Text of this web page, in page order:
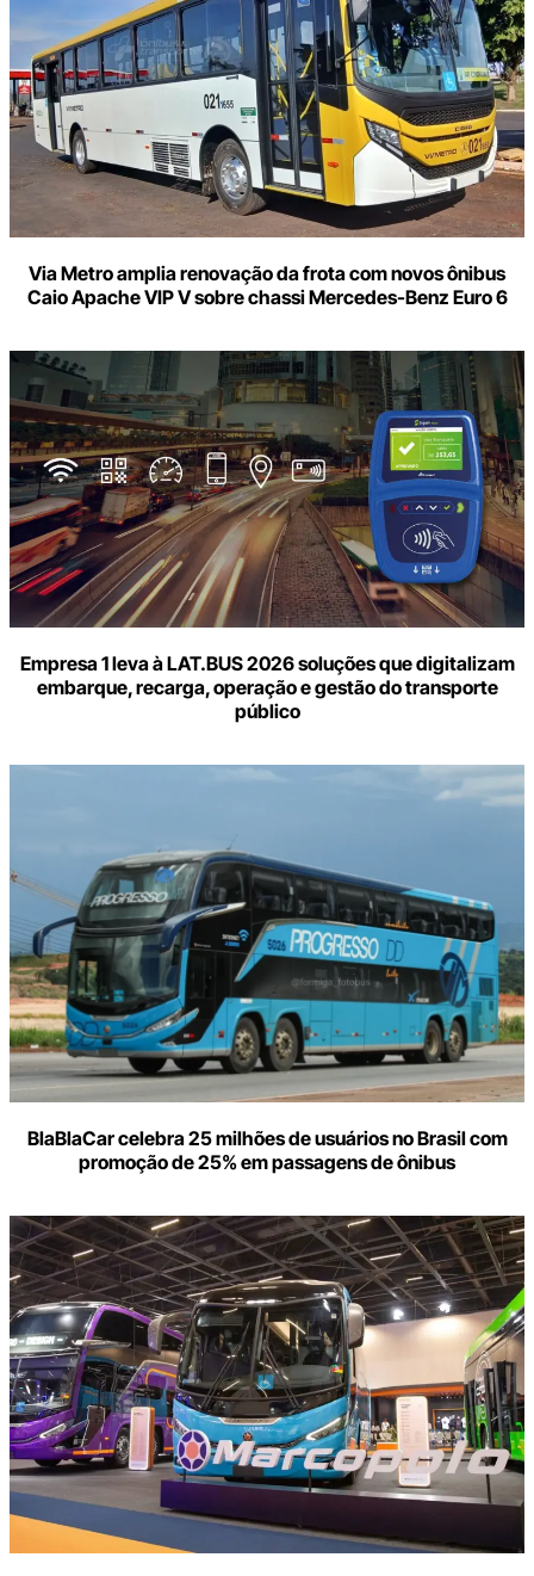
Via Metro amplia renovação da frota com novos ônibus
Caio Apache VIP V sobre chassi Mercedes-Benz Euro 6
Empresa 1 leva à LAT.BUS 2026 soluções que digitalizam
embarque, recarga, operação e gestão do transporte
público
BlaBlaCar celebra 25 milhões de usuários no Brasil com
promoção de 25% em passagens de ônibus